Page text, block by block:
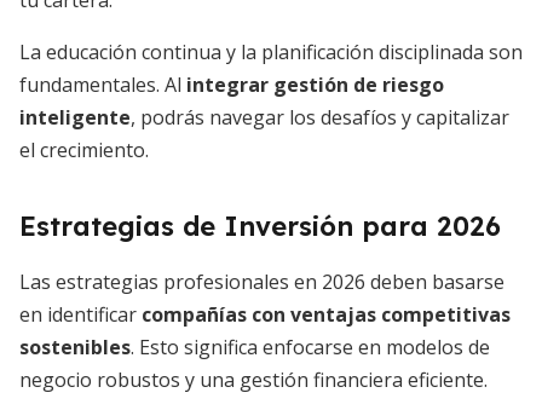
La educación continua y la planificación disciplinada son
fundamentales. Al integrar gestión de riesgo
inteligente, podrás navegar los desafíos y capitalizar
el crecimiento.
Estrategias de Inversión para 2026
Las estrategias profesionales en 2026 deben basarse
en identificar compañías con ventajas competitivas
sostenibles. Esto significa enfocarse en modelos de
negocio robustos y una gestión financiera eficiente.